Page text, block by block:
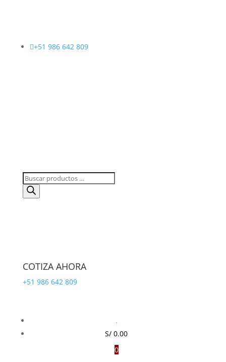
+51 986 642 809
Búsqueda
de
productos
COTIZA AHORA
+51 986 642 809
.
S/ 0.00
0